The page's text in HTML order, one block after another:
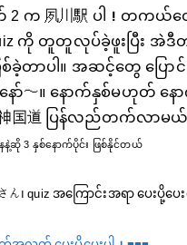
တ် 2 က 夙川駅 ပါ！တက
ကို တူတူလုပ်ခဲ့ဖူးပြီး အဲဒီတု
ခဲ့တာပါ။ အဆင့်တွေ ပြော
ာ်〜။ နောက်နှစ်မဟုတ် န
国道 ပြန်လည်တက်လာမ
နဲ့ဆို 3 နှစ်နောက်ပိုင်း ဖြစ်နိုင်တယ်
ん၊ quiz အကြောင်းအရာ ပေးပို့ပ